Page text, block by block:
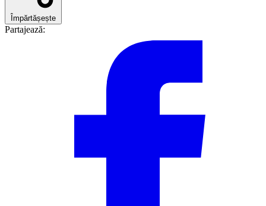
Împărtășește
Partajează: